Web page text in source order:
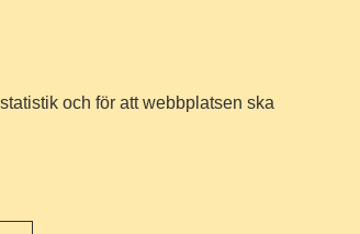
och för att webbplatsen ska